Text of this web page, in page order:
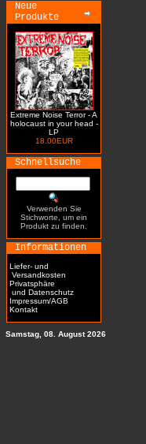
Neue
Produkte
Extreme Noise Terror - A
holocaust in your head -
LP
18.00EUR
Schnellsuche
Verwenden Sie
Stichworte, um ein
Produkt zu finden.
Informationen
Liefer- und
Versandkosten
Privatsphäre
und Datenschutz
Impressum/AGB
Kontakt
Samstag, 08. August 2026